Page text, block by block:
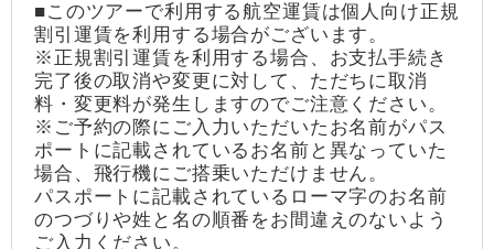
■このツアーで利用する航空運賃は個人向け正規
割引運賃を利用する場合がございます。
※正規割引運賃を利用する場合、お支払手続き
完了後の取消や変更に対して、ただちに取消
料・変更料が発生しますのでご注意ください。
※ご予約の際にご入力いただいたお名前がパス
ポートに記載されているお名前と異なっていた
場合、飛行機にご搭乗いただけません。
パスポートに記載されているローマ字のお名前
のつづりや姓と名の順番をお間違えのないよう
ご入力ください。